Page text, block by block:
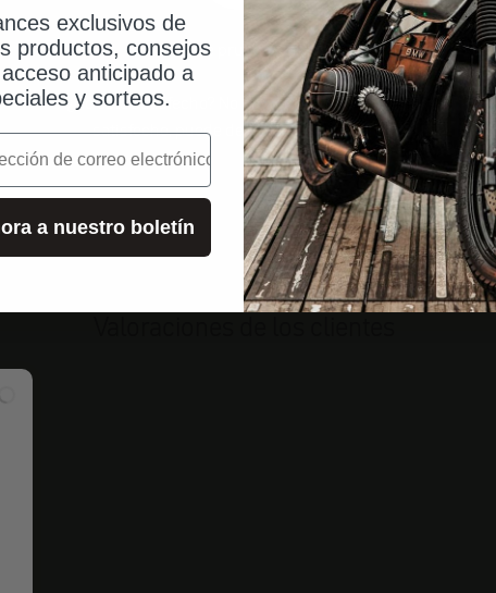
14 días de prueba sin riesgo
¿No está satisfecho? No hay problema. Si no está
satisfecho, puede devolvernos su pedido.
exclusivos de
productos, consejos
anticipado a
y sorteos.
a nuestro boletín